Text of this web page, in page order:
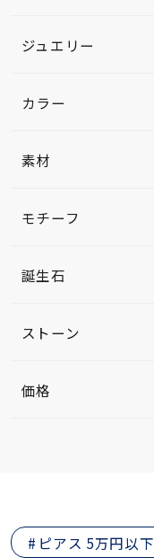
ジュエリー
カラー
素材
モチーフ
誕生石
ストーン
価格
ピアス 5万円以下